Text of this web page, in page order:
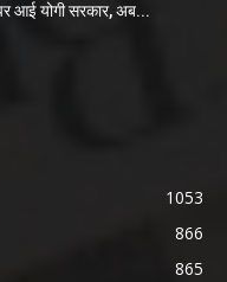
आई योगी सरकार, अब...
1053
866
865